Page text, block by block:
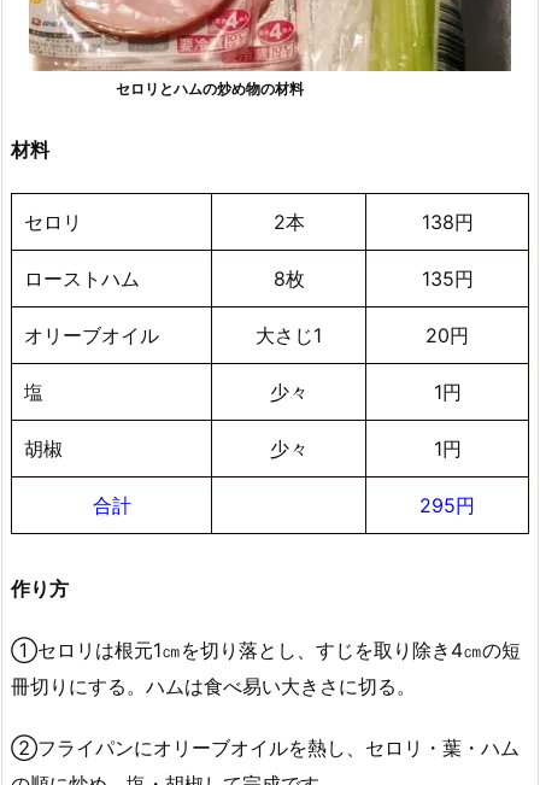
セロリとハムの炒め物の材料
材料
セロリ 2本 138円
ローストハム 8枚 135円
オリーブオイル 大さじ1 20円
塩 少々 1円
胡椒 少々 1円
合計 295円
作り方
①セロリは根元1㎝を切り落とし、すじを取り除き4㎝の短
冊切りにする。ハムは食べ易い大きさに切る。
②フライパンにオリーブオイルを熱し、セロリ・葉・ハム